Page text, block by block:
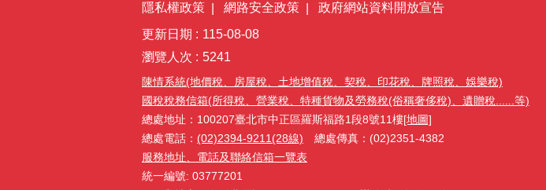
隱私權政策 網路安全政策
政府網站資料開放宣告
更新日期
115-08-08
瀏覽人次
5241
陳情系統(地價稅、房屋稅、土地增值稅、契稅、印花稅、牌照稅、娛樂稅)
國稅稅務信箱(所得稅、營業稅、特種貨物及勞務稅(俗稱奢侈稅)、遺贈稅......等)
總處地址：100207臺北市中正區羅斯福路1段8號11樓[地圖]
總處電話： (02)2394-9211(28線) 總處傳真：(02)2351-4382
服務地址、電話及聯絡信箱一覽表
統一編號: 03777201